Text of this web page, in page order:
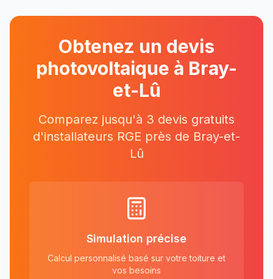
Obtenez un devis
photovoltaique à Bray-
et-Lû
Comparez jusqu'à 3 devis gratuits
d'installateurs RGE près de Bray-et-
Lû
Simulation précise
Calcul personnalisé basé sur votre toiture et
vos besoins